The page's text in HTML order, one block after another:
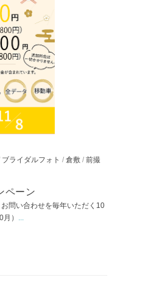
ブライダルフォト /倉敷 /前撮
ペーン
問い合わせを毎年いただく10
） ...